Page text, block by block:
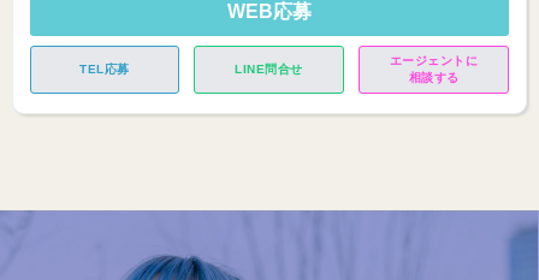
WEB応募
TEL応募 LINE問合せ
エージェントに
相談する